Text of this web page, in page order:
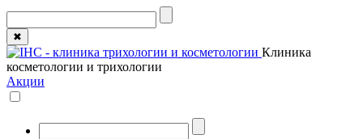
✖
Клиника
косметологии и трихологии
Акции